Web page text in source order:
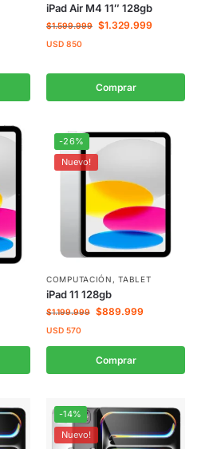
iPad Air M4 11″ 128gb
$1.599.999 $1.329.999
USD 850
Comprar
-26%
Nuevo!
COMPUTACIÓN ,TABLET
iPad 11 128gb
$1.199.999 $889.999
USD 570
Comprar
-14%
Nuevo!